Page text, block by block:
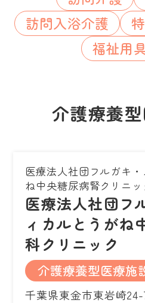
訪問入浴介護
福祉用
介護療養
医療法人社団フルガキ
ね中央糖尿病腎クリニッ
医療法人社団フ
ィカルとうがね
科クリニック
介護療養型医療施
千葉県東金市東岩崎24-